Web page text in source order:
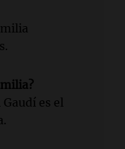
es el